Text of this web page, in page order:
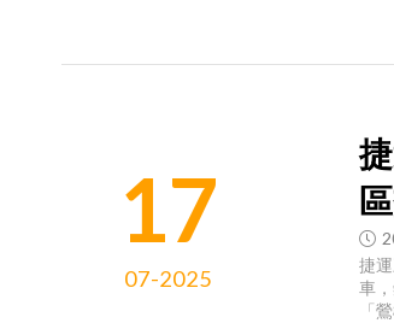
17
07-2025
捷
車
「